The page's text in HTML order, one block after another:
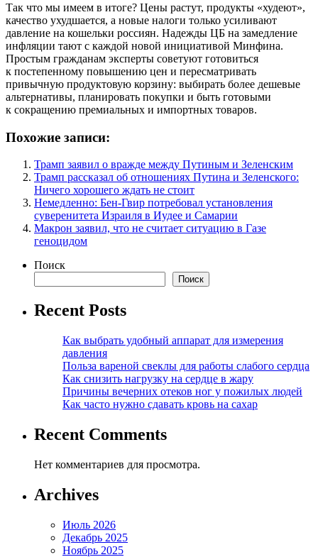
Так что мы имеем в итоге? Цены растут, продукты «худеют»,
качество ухудшается, а новые налоги только усиливают
давление на кошельки россиян. Надежды ЦБ на замедление
инфляции тают с каждой новой инициативой Минфина.
Простым гражданам эксперты советуют готовиться
к постепенному повышению цен и пересматривать
привычную продуктовую корзину: выбирать более дешевые
альтернативы, планировать покупки и быть готовыми
к сокращению премиальных и импортных товаров.
Похожие записи:
Трамп заявил о вражде между Путиным и Зеленским
Трамп рассказал об отношениях Путина и Зеленского:
Ничего хорошего ждать не стоит
Немедленно: Бен-Гвир потребовал установления
суверенитета Израиля в Иудее и Самарии
Макрон заявил, что не считает ситуацию в Газе
геноцидом
Поиск
Поиск
Recent Posts
Как выбрать удобный аппарат для измерения
давления
Польза вареной свеклы для работы слабого сердца
Как снизить нагрузку на сердце в жару
Причины вечерних отеков ног у пожилых людей
Как часто нужно сдавать кровь на сахар
Recent Comments
Нет комментариев для просмотра.
Archives
Июль 2026
Декабрь 2025
Ноябрь 2025